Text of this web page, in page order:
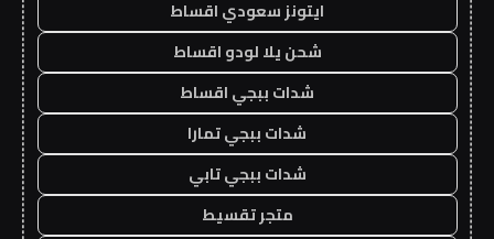
ايتونز سعودي اقساط
شحن يلا لودو اقساط
شدات ببجي اقساط
شدات ببجي تمارا
شدات ببجي تابي
متجر تقسيط